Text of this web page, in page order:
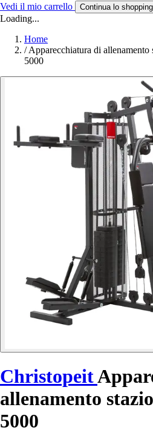
Vedi il mio carrello Continua lo shopping
Loading...
Home
/ Apparecchiatura di allenamento
5000
Christopeit
allenamento
5000